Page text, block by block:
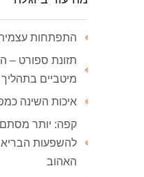
התפתחות
תזונת ספורט –
מיטביים בתהליך
איכות השינה
קפה: יותר
להשפעות
האהוב